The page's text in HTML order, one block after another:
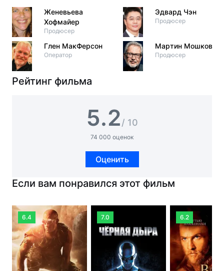
Женевьева
Хофмайер
Продюсер
Глен МакФерсон
Оператор
Эдвард Чэн
Продюсер
Мартин Мошкович
Продюсер
Рейтинг фильма
5.2/ 10
74 000 оценок
Оценить
Если вам понравился этот фильм
6.4 7.0 6.2